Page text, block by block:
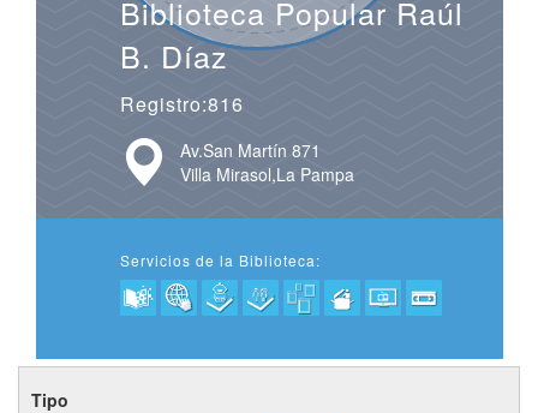
Biblioteca Popular Raúl
B. Díaz
Registro:816
Av.San Martín 871
Villa Mirasol,La Pampa
Servicios de la Biblioteca:
Tipo